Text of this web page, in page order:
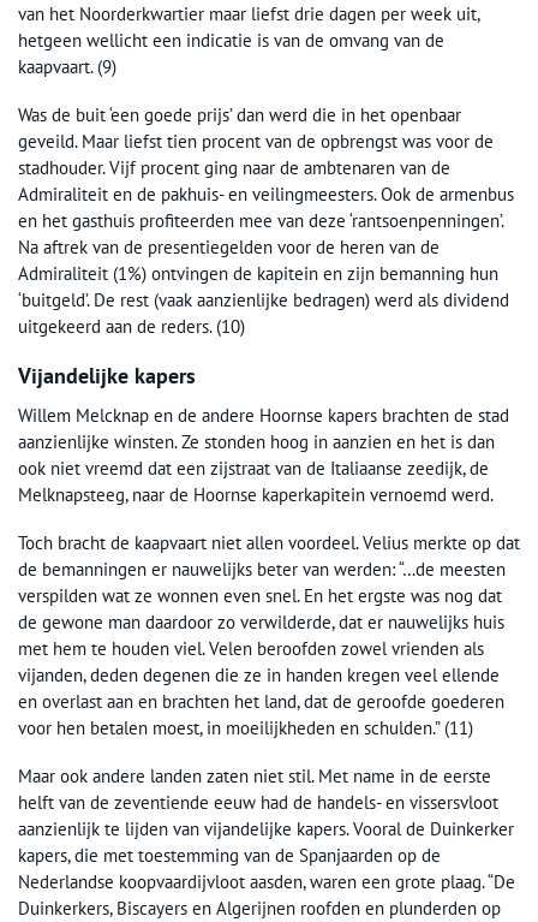
van het Noorderkwartier maar liefst drie dagen per week uit,
hetgeen wellicht een indicatie is van de omvang van de
kaapvaart. (9)
Was de buit ‘een goede prijs’ dan werd die in het openbaar
geveild. Maar liefst tien procent van de opbrengst was voor de
stadhouder. Vijf procent ging naar de ambtenaren van de
Admiraliteit en de pakhuis- en veilingmeesters. Ook de armenbus
en het gasthuis profiteerden mee van deze ‘rantsoenpenningen’.
Na aftrek van de presentiegelden voor de heren van de
Admiraliteit (1%) ontvingen de kapitein en zijn bemanning hun
‘buitgeld’. De rest (vaak aanzienlijke bedragen) werd als dividend
uitgekeerd aan de reders. (10)
Vijandelijke kapers
Willem Melcknap en de andere Hoornse kapers brachten de stad
aanzienlijke winsten. Ze stonden hoog in aanzien en het is dan
ook niet vreemd dat een zijstraat van de Italiaanse zeedijk, de
Melknapsteeg, naar de Hoornse kaperkapitein vernoemd werd.
Toch bracht de kaapvaart niet allen voordeel. Velius merkte op dat
de bemanningen er nauwelijks beter van werden: “…de meesten
verspilden wat ze wonnen even snel. En het ergste was nog dat
de gewone man daardoor zo verwilderde, dat er nauwelijks huis
met hem te houden viel. Velen beroofden zowel vrienden als
vijanden, deden degenen die ze in handen kregen veel ellende
en overlast aan en brachten het land, dat de geroofde goederen
voor hen betalen moest, in moeilijkheden en schulden.” (11)
Maar ook andere landen zaten niet stil. Met name in de eerste
helft van de zeventiende eeuw had de handels- en vissersvloot
aanzienlijk te lijden van vijandelijke kapers. Vooral de Duinkerker
kapers, die met toestemming van de Spanjaarden op de
Nederlandse koopvaardijvloot aasden, waren een grote plaag. “De
Duinkerkers, Biscayers en Algerijnen roofden en plunderden op